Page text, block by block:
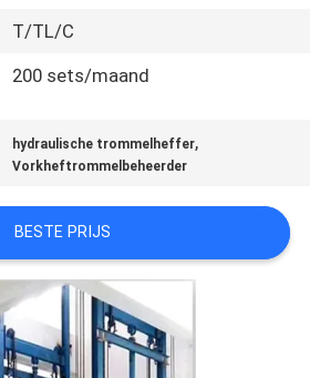
T/TL/C
200 sets/maand
hydraulische trommelheffer,
Vorkheftrommelbeheerder
BESTE PRIJS